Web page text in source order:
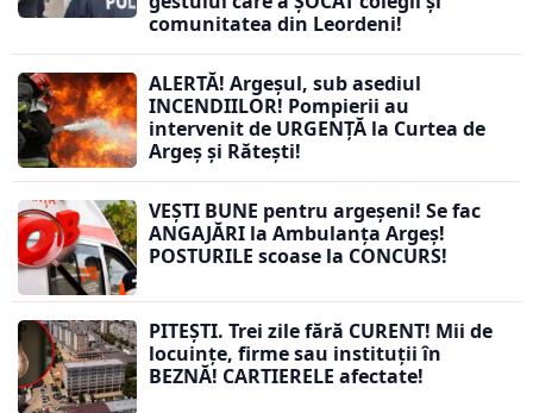
comunitatea din Leordeni!
ALERTĂ! Argeșul, sub asediul
INCENDIILOR! Pompierii au
intervenit de URGENȚĂ la Curtea de
Argeș și Rătești!
VEȘTI BUNE pentru argeșeni! Se fac
ANGAJĂRI la Ambulanța Argeș!
POSTURILE scoase la CONCURS!
PITEȘTI. Trei zile fără CURENT! Mii de
locuințe, firme sau instituții în
BEZNĂ! CARTIERELE afectate!